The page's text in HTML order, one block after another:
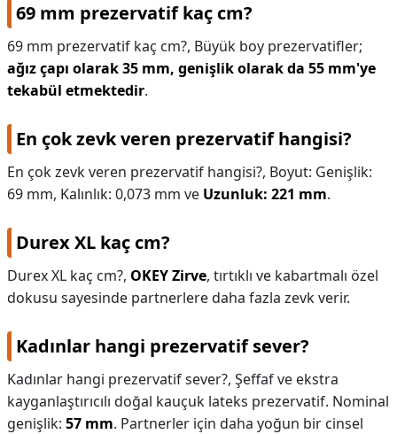
69 mm prezervatif kaç cm?
69 mm prezervatif kaç cm?, Büyük boy prezervatifler;
ağız çapı olarak 35 mm, genişlik olarak da 55 mm'ye
tekabül etmektedir.
En çok zevk veren prezervatif hangisi?
En çok zevk veren prezervatif hangisi?, Boyut: Genişlik:
69 mm, Kalınlık: 0,073 mm ve Uzunluk: 221 mm.
Durex XL kaç cm?
Durex XL kaç cm?, OKEY Zirve, tırtıklı ve kabartmalı özel
dokusu sayesinde partnerlere daha fazla zevk verir.
Kadınlar hangi prezervatif sever?
Kadınlar hangi prezervatif sever?, Şeffaf ve ekstra
kayganlaştırıcılı doğal kauçuk lateks prezervatif. Nominal
genişlik: 57 mm. Partnerler için daha yoğun bir cinsel